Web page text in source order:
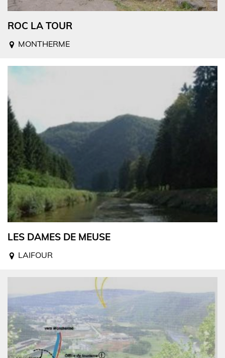
ROC LA TOUR
MONTHERME
LES DAMES DE MEUSE
LAIFOUR